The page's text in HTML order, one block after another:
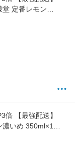
堂 定番レモン
倍 【最強配送】
濃いめ 350ml×1ケ
対象外】 syn